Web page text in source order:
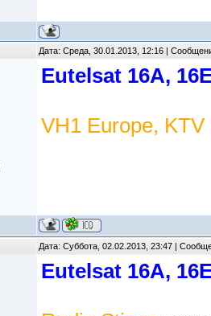
Дата: Среда, 30.01.2013, 12:16 |
Eutelsat 16A,
VH1 Europe,
Дата: Суббота, 02.02.2013, 23:47 |
Eutelsat 16A,